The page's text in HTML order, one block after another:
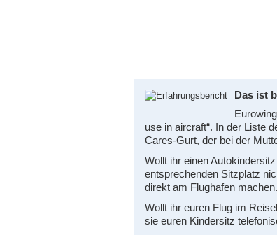
Das ist
use in aircraft“. In der Liste
Cares-Gurt, der bei der
Wollt ihr einen
entsprechenden Sitzplatz
direkt am Flughafen machen.
Wollt ihr euren Flug im
sie euren Kindersitz